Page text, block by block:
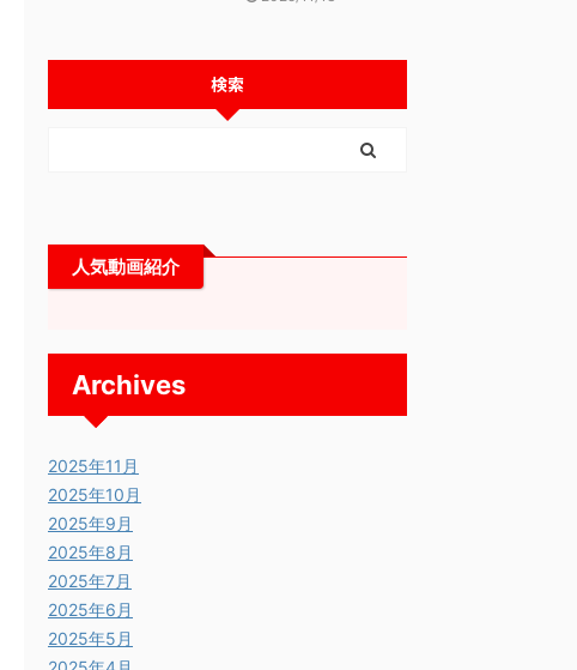
検索
人気動画紹介
Archives
2025年11月
2025年10月
2025年9月
2025年8月
2025年7月
2025年6月
2025年5月